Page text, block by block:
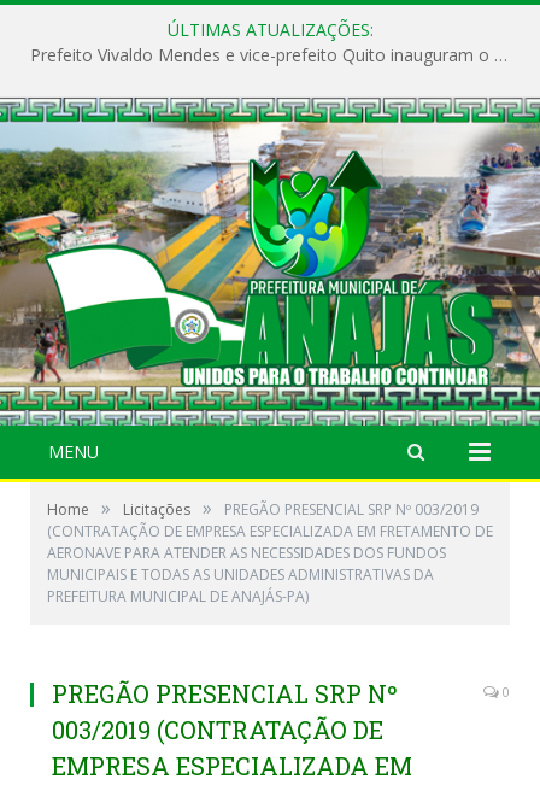
ÚLTIMAS ATUALIZAÇÕES:
Prefeito Vivaldo Mendes e vice-prefeito Quito inauguram o CAPS e fortalecem a saúde pública em Anajás.
MENU
Home » Licitações »
PREGÃO PRESENCIAL SRP Nº 003/2019
(CONTRATAÇÃO DE EMPRESA ESPECIALIZADA EM FRETAMENTO DE
AERONAVE PARA ATENDER AS NECESSIDADES DOS FUNDOS
MUNICIPAIS E TODAS AS UNIDADES ADMINISTRATIVAS DA
PREFEITURA MUNICIPAL DE ANAJÁS-PA)
PREGÃO PRESENCIAL SRP Nº
003/2019 (CONTRATAÇÃO DE
EMPRESA ESPECIALIZADA EM
0